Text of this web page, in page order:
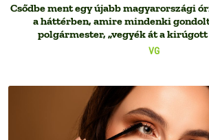
VG
Csődbe ment egy újabb magyarországi
a háttérben, amire mindenki
polgármester, „vegyék át a